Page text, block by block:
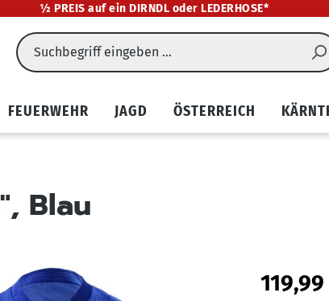
½ PREIS auf ein DIRNDL oder LEDERHOSE*
FEUERWEHR JAGD ÖSTERREICH
Blau